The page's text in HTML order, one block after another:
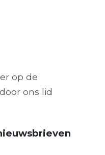
op de
ons lid